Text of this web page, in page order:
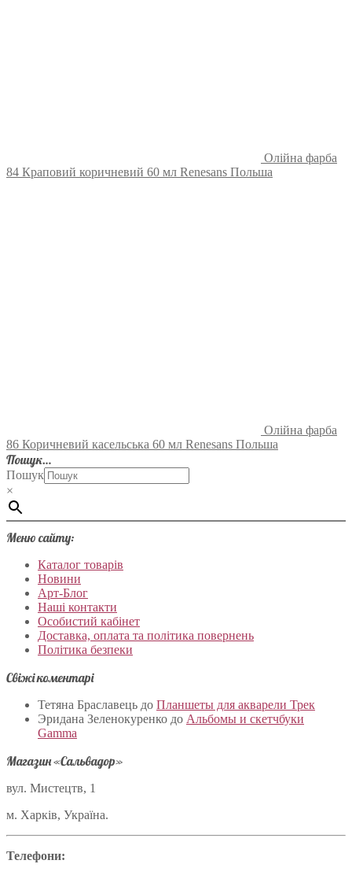
Олійна фарба
84 Краповий коричневий 60 мл Renesans Польша
Олійна фарба
86 Коричневий касельська 60 мл Renesans Польша
Пошук…
Пошук
×
Меню сайту:
Каталог товарів
Новини
Арт-Блог
Наші контакти
Особистий кабінет
Доставка, оплата та політика повернень
Політика безпеки
Свіжі коментарі
Тетяна Браславець до Планшеты для акварели Трек
Эридана Зеленокуренко до Альбомы и скетчбуки
Gamma
Магазин «Сальвадор»
вул. Мистецтв, 1
м. Харків, Україна.
Телефони: